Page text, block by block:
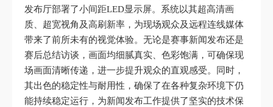
发布厅部署了小间距LED显示屏。系统以其超高清画
质、超宽视角及高刷新率，为现场观众及远程连线媒体
带来了前所未有的视觉体验。无论是赛事新闻发布还是
赛后总结访谈，画面均细腻真实、色彩饱满，可确保现
场画面清晰传递，进一步提升观众的直观感受。同时，
其出色的稳定性与耐用性，确保了在各种复杂环境下仍
能持续稳定运行，为新闻发布工作提供了坚实的技术保